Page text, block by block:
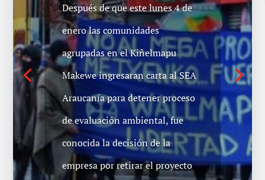
Después de que este lunes 4 de
enero las comunidades
agrupadas en el Kiñelmapu
Makewe ingresaran carta al SEA
Araucanía para detener proceso
de evaluación ambiental, fue
conocida la decisión de la
empresa por retirar el proyecto